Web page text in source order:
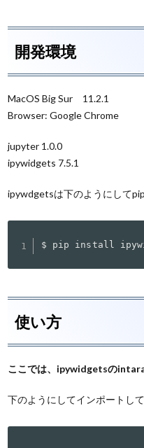
開発環境
MacOS Big Sur 11.2.1
Browser: Google Chrome
jupyter 1.0.0
ipywidgets 7.5.1
ipywdgetsは下のようにして
$ pip install
使い方
ここでは、ipywidgetsの
下のようにしてインポートして